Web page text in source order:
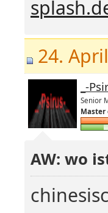
24.
_-
Senior
Master
AW: wo